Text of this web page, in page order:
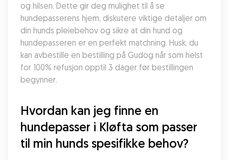
og hilsen. Dette gir deg mulighet til å se
hundepasserens hjem, diskutere viktige detaljer om
din hunds pleiebehov og sikre at din hund og
hundepasseren er en perfekt matchning. Husk, du
kan avbestille en bestilling på Gudog når som helst
for 100% refusjon opptil 3 dager før bestillingen
begynner.
Hvordan kan jeg finne en
hundepasser i Kløfta som passer
til min hunds spesifikke behov?